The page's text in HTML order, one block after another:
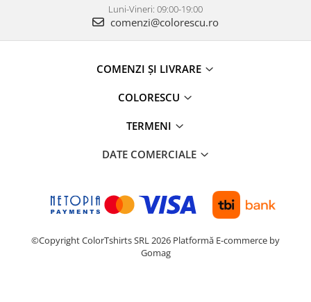
Luni-Vineri: 09:00-19:00
comenzi@colorescu.ro
COMENZI ȘI LIVRARE
COLORESCU
TERMENI
DATE COMERCIALE
©Copyright ColorTshirts SRL 2026 Platformă E-commerce by
Gomag